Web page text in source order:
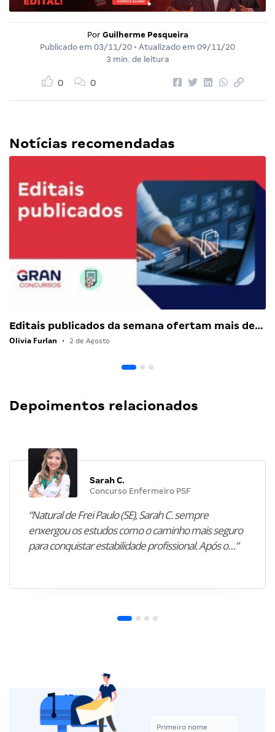
Por Guilherme Pesqueira
Publicado em 03/11/20 • Atualizado em 09/11/20
3 min. de leitura
0 0
Notícias recomendadas
Editais publicados da semana ofertam mais de…
Olivia Furlan • 2 de Agosto
Depoimentos relacionados
Sarah C.
Concurso Enfermeiro PSF
“Natural de Frei Paulo (SE), Sarah C. sempre
enxergou os estudos como o caminho mais seguro
para conquistar estabilidade profissional. Após o…”